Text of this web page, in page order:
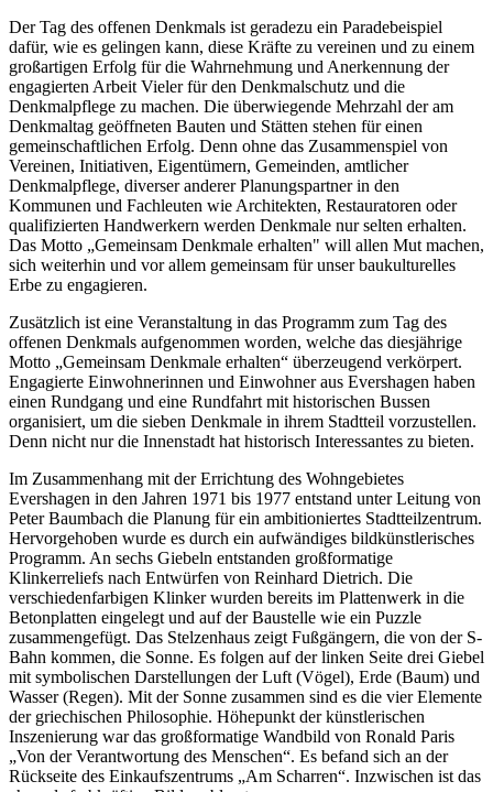
Der Tag des offenen Denkmals ist geradezu ein Paradebeispiel
dafür, wie es gelingen kann, diese Kräfte zu vereinen und zu einem
großartigen Erfolg für die Wahrnehmung und Anerkennung der
engagierten Arbeit Vieler für den Denkmalschutz und die
Denkmalpflege zu machen. Die überwiegende Mehrzahl der am
Denkmaltag geöffneten Bauten und Stätten stehen für einen
gemeinschaftlichen Erfolg. Denn ohne das Zusammenspiel von
Vereinen, Initiativen, Eigentümern, Gemeinden, amtlicher
Denkmalpflege, diverser anderer Planungspartner in den
Kommunen und Fachleuten wie Architekten, Restauratoren oder
qualifizierten Handwerkern werden Denkmale nur selten erhalten.
Das Motto „Gemeinsam Denkmale erhalten" will allen Mut machen,
sich weiterhin und vor allem gemeinsam für unser baukulturelles
Erbe zu engagieren.
Zusätzlich ist eine Veranstaltung in das Programm zum Tag des
offenen Denkmals aufgenommen worden, welche das diesjährige
Motto „Gemeinsam Denkmale erhalten“ überzeugend verkörpert.
Engagierte Einwohnerinnen und Einwohner aus Evershagen haben
einen Rundgang und eine Rundfahrt mit historischen Bussen
organisiert, um die sieben Denkmale in ihrem Stadtteil vorzustellen.
Denn nicht nur die Innenstadt hat historisch Interessantes zu bieten.
Im Zusammenhang mit der Errichtung des Wohngebietes
Evershagen in den Jahren 1971 bis 1977 entstand unter Leitung von
Peter Baumbach die Planung für ein ambitioniertes Stadtteilzentrum.
Hervorgehoben wurde es durch ein aufwändiges bildkünstlerisches
Programm. An sechs Giebeln entstanden großformatige
Klinkerreliefs nach Entwürfen von Reinhard Dietrich. Die
verschiedenfarbigen Klinker wurden bereits im Plattenwerk in die
Betonplatten eingelegt und auf der Baustelle wie ein Puzzle
zusammengefügt. Das Stelzenhaus zeigt Fußgängern, die von der S-
Bahn kommen, die Sonne. Es folgen auf der linken Seite drei Giebel
mit symbolischen Darstellungen der Luft (Vögel), Erde (Baum) und
Wasser (Regen). Mit der Sonne zusammen sind es die vier Elemente
der griechischen Philosophie. Höhepunkt der künstlerischen
Inszenierung war das großformatige Wandbild von Ronald Paris
„Von der Verantwortung des Menschen“. Es befand sich an der
Rückseite des Einkaufszentrums „Am Scharren“. Inzwischen ist das